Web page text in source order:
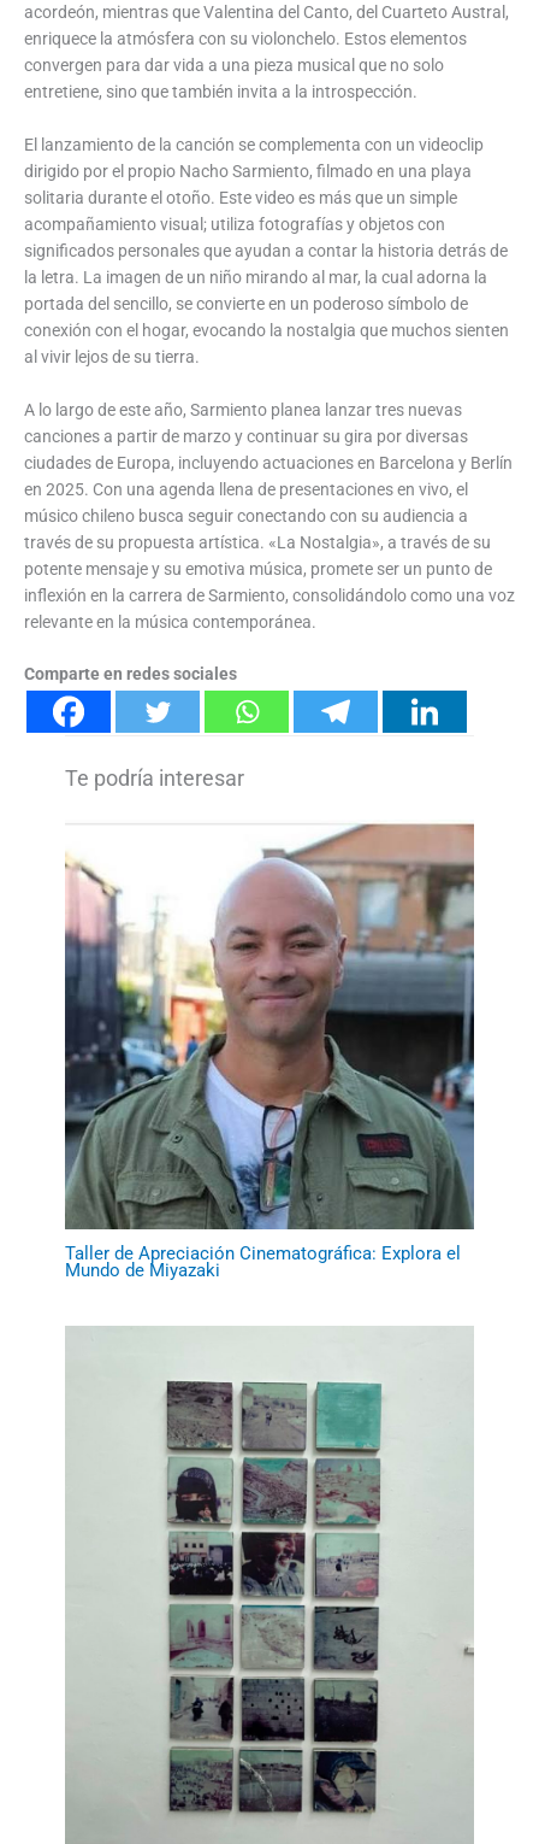
acordeón, mientras que Valentina del Canto, del Cuarteto Austral,
enriquece la atmósfera con su violonchelo. Estos elementos
convergen para dar vida a una pieza musical que no solo
entretiene, sino que también invita a la introspección.
El lanzamiento de la canción se complementa con un videoclip
dirigido por el propio Nacho Sarmiento, filmado en una playa
solitaria durante el otoño. Este video es más que un simple
acompañamiento visual; utiliza fotografías y objetos con
significados personales que ayudan a contar la historia detrás de
la letra. La imagen de un niño mirando al mar, la cual adorna la
portada del sencillo, se convierte en un poderoso símbolo de
conexión con el hogar, evocando la nostalgia que muchos sienten
al vivir lejos de su tierra.
A lo largo de este año, Sarmiento planea lanzar tres nuevas
canciones a partir de marzo y continuar su gira por diversas
ciudades de Europa, incluyendo actuaciones en Barcelona y Berlín
en 2025. Con una agenda llena de presentaciones en vivo, el
músico chileno busca seguir conectando con su audiencia a
través de su propuesta artística. «La Nostalgia», a través de su
potente mensaje y su emotiva música, promete ser un punto de
inflexión en la carrera de Sarmiento, consolidándolo como una voz
relevante en la música contemporánea.
Comparte en redes sociales
Taller de Apreciación Cinematográfica: Explora el
Mundo de Miyazaki